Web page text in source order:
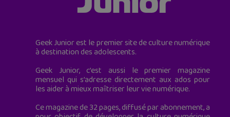
Geek Junior est le premier site de culture numérique
à destination des adolescents.
Geek Junior, c’est aussi le premier magazine
mensuel qui s’adresse directement aux ados pour
les aider à mieux maîtriser leur vie numérique.
Ce magazine de 32 pages, diffusé par abonnement, a